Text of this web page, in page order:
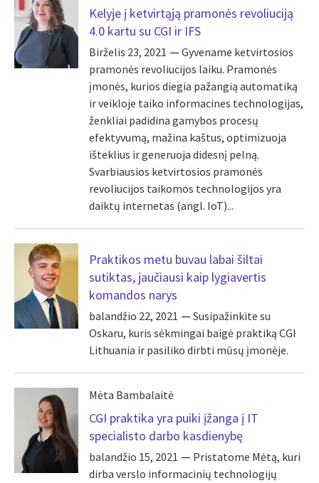
Kelyje į ketvirtąją pramonės revoliuciją
4.0 kartu su CGI ir IFS
Birželis 23, 2021
Gyvename ketvirtosios
pramonės revoliucijos laiku. Pramonės
įmonės, kurios diegia pažangią automatiką
ir veikloje taiko informacines technologijas,
ženkliai padidina gamybos procesų
efektyvumą, mažina kaštus, optimizuoja
išteklius ir generuoja didesnį pelną.
Svarbiausios ketvirtosios pramonės
revoliucijos taikomos technologijos yra
daiktų internetas (angl. IoT)...
Praktikos metu buvau labai šiltai
sutiktas, jaučiausi kaip lygiavertis
komandos narys
balandžio 22, 2021
Susipažinkite su
Oskaru, kuris sėkmingai baigė praktiką CGI
Lithuania ir pasiliko dirbti mūsų įmonėje.
Mėta Bambalaitė
CGI praktika yra puiki įžanga į IT
specialisto darbo kasdienybę
balandžio 15, 2021
Pristatome Mėtą, kuri
dirba verslo informacinių technologijų